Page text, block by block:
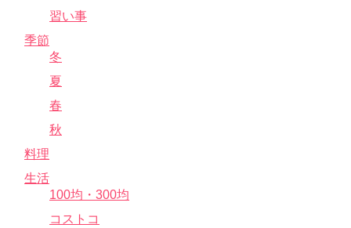
習い事
季節
冬
夏
春
秋
料理
生活
100均・300均
コストコ